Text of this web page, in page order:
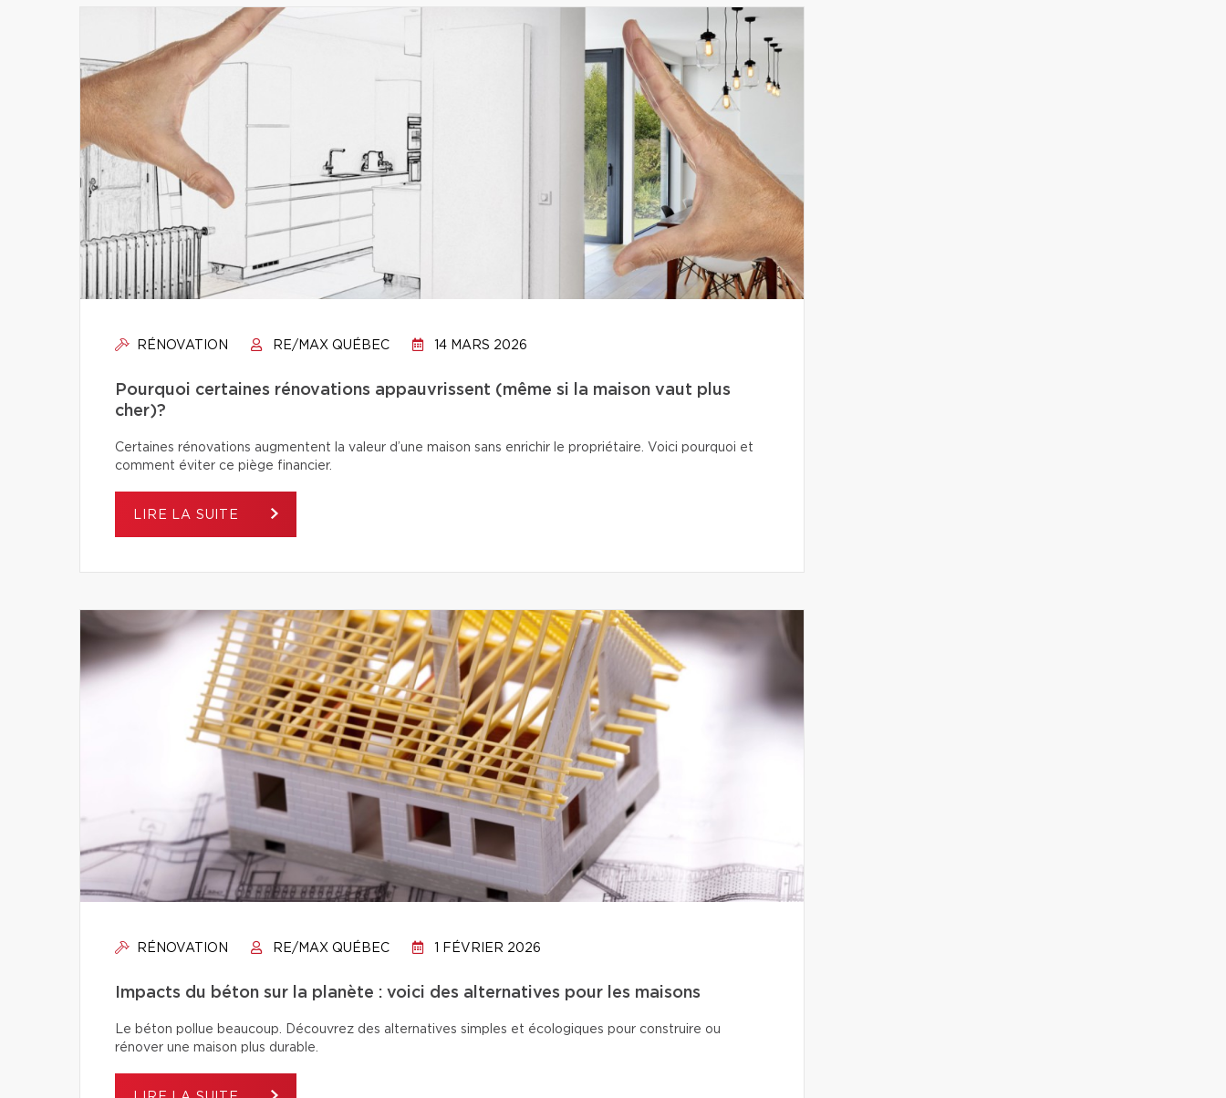
RÉNOVATION RE/MAX QUÉBEC 14 MARS 2026
Pourquoi certaines rénovations appauvrissent (même si la maison vaut plus
cher)?
Certaines rénovations augmentent la valeur d’une maison sans enrichir le propriétaire. Voici pourquoi et
comment éviter ce piège financier.
LIRE LA SUITE
RÉNOVATION RE/MAX QUÉBEC 1 FÉVRIER 2026
Impacts du béton sur la planète : voici des alternatives pour les maisons
Le béton pollue beaucoup. Découvrez des alternatives simples et écologiques pour construire ou
rénover une maison plus durable.